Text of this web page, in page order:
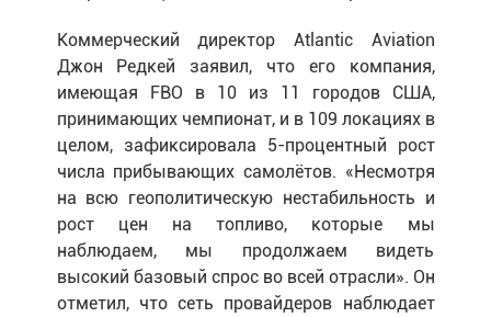
Коммерческий директор Atlantic Aviation
Джон Редкей заявил, что его компания,
имеющая FBO в 10 из 11 городов США,
принимающих чемпионат, и в 109 локациях в
целом, зафиксировала 5-процентный рост
числа прибывающих самолётов. «Несмотря
на всю геополитическую нестабильность и
рост цен на топливо, которые мы
наблюдаем, мы продолжаем видеть
высокий базовый спрос во всей отрасли». Он
отметил, что сеть провайдеров наблюдает